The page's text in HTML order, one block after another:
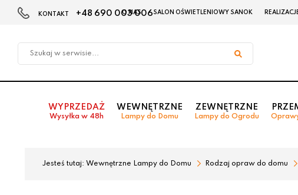
w
KONTAKT +48 690 003 006
O NAS SALON OŚWIETLENIOWY SANOK
WYPRZEDAŻ
Wysyłka w 48h
WEWNĘTRZNE
Lampy do Domu
ZEWNĘTRZNE
Lampy do Ogrodu
Jesteś tutaj: Wewnętrzne Lampy do Domu Rodzaj opraw do domu